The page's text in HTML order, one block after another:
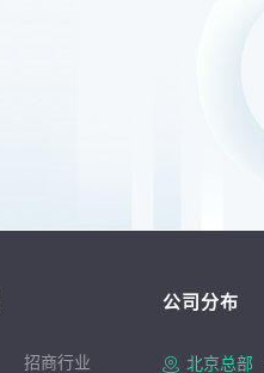
招商行业
公司分布
北京总部